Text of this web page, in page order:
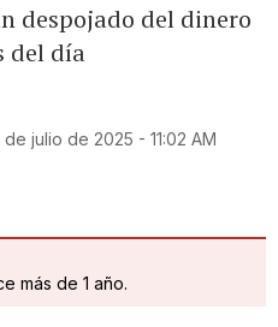
despojado del dinero
del día
de julio de 2025 - 11:02 AM
más de 1 año.